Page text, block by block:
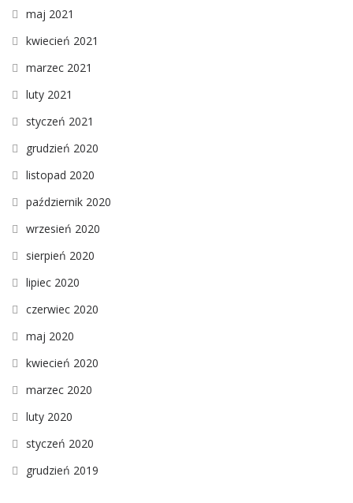
maj 2021
kwiecień 2021
marzec 2021
luty 2021
styczeń 2021
grudzień 2020
listopad 2020
październik 2020
wrzesień 2020
sierpień 2020
lipiec 2020
czerwiec 2020
maj 2020
kwiecień 2020
marzec 2020
luty 2020
styczeń 2020
grudzień 2019